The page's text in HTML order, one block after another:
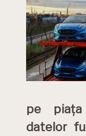
pe piața
datelor